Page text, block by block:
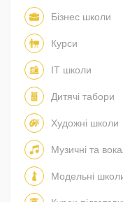
Бізнес школи
Курси
IT школи
Дитячі табори
Художні школи
Музичні та
Модельні